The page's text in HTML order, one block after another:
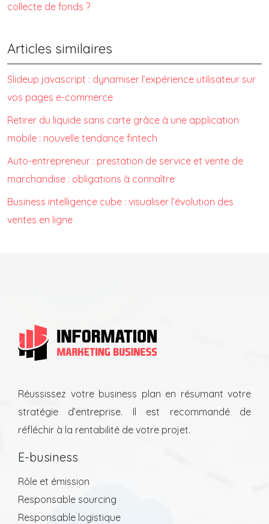
collecte de fonds ?
Articles similaires
Slideup javascript : dynamiser l’expérience utilisateur sur
vos pages e-commerce
Retirer du liquide sans carte grâce à une application
mobile : nouvelle tendance fintech
Auto-entrepreneur : prestation de service et vente de
marchandise : obligations à connaître
Business intelligence cube : visualiser l’évolution des
ventes en ligne
Réussissez votre business plan en résumant votre
stratégie d’entreprise. Il est recommandé de
réfléchir à la rentabilité de votre projet.
E-business
Rôle et émission
Responsable sourcing
Responsable logistique